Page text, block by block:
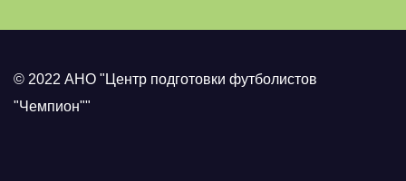
© 2022 АНО "Центр подготовки футболистов
"Чемпион""